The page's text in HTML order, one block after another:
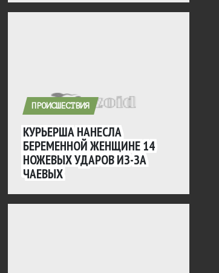
ПРОИСШЕСТВИЯ
КУРЬЕРША НАНЕСЛА
БЕРЕМЕННОЙ ЖЕНЩИНЕ 14
НОЖЕВЫХ УДАРОВ ИЗ-ЗА
ЧАЕВЫХ